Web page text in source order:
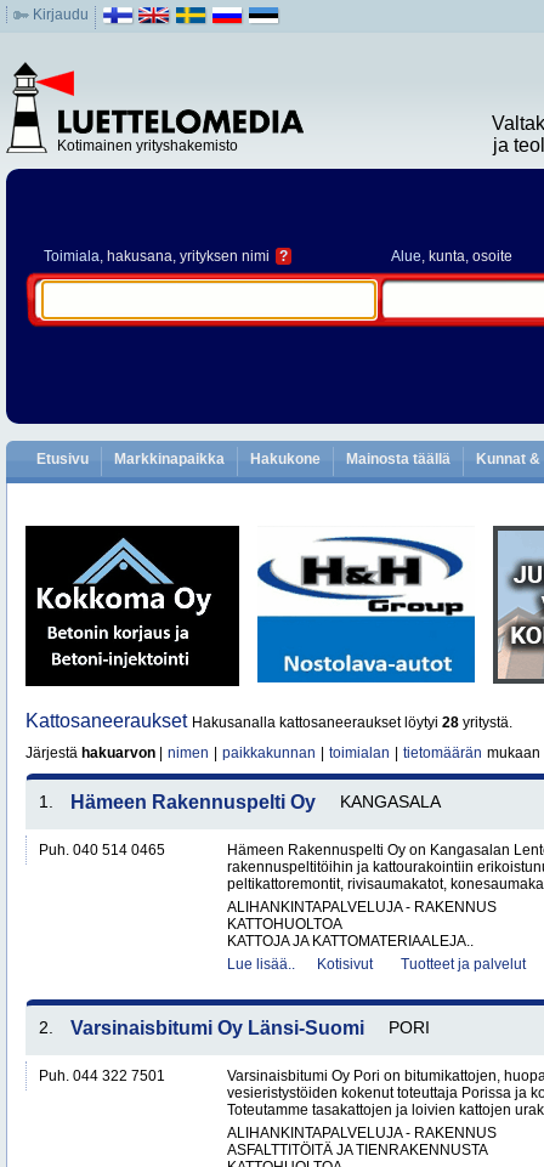
Kirjaudu
Kotimainen yrityshakemisto
ja
Toimiala, hakusana, yrityksen nimi ? Alue, kunta, osoite
Etusivu Markkinapaikka Hakukone Mainosta täällä Kunnat
Kattosaneeraukset Hakusanalla kattosaneeraukset löytyi 28 yritystä.
Järjestä hakuarvon nimen paikkakunnan toimialan tietomäärän mukaan
1. Hämeen Rakennuspelti Oy KANGASALA
Puh. 040 514 0465
Hämeen Rakennuspelti Oy on Kangasalan
rakennuspeltitöihin ja kattourakointiin
peltikattoremontit, rivisaumakatot,
ALIHANKINTAPALVELUJA - RAKENNUS
KATTOHUOLTOA
KATTOJA JA KATTOMATERIAALEJA..
Lue lisää..
Kotisivut Tuotteet ja palvelut
2. Varsinaisbitumi Oy Länsi-Suomi PORI
Puh. 044 322 7501
Varsinaisbitumi Oy Pori on bitumikattojen,
vesieristystöiden kokenut toteuttaja Porissa ja
Toteutamme tasakattojen ja loivien kattojen
ALIHANKINTAPALVELUJA - RAKENNUS
ASFALTTITÖITÄ JA TIENRAKENNUSTA